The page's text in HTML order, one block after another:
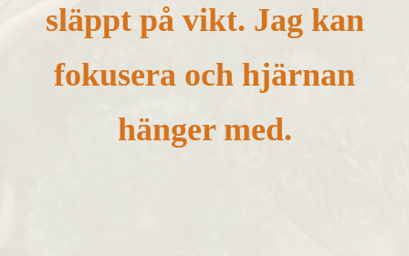
släppt på vikt. Jag kan
fokusera och hjärnan
hänger med.